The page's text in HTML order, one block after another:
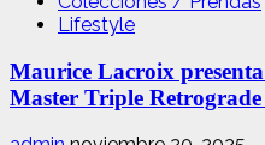
Lifestyle
Maurice Lacroix
Master Triple Retrograde